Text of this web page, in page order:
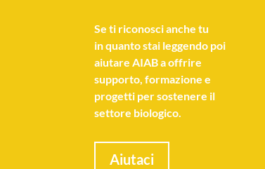
Seti riconosci anche tu
in quanto stai leggendo poi
aiutare AIAB a offrire
supporto, formazione e
progetti per sostenere il
settore biologico.
Aiutaci